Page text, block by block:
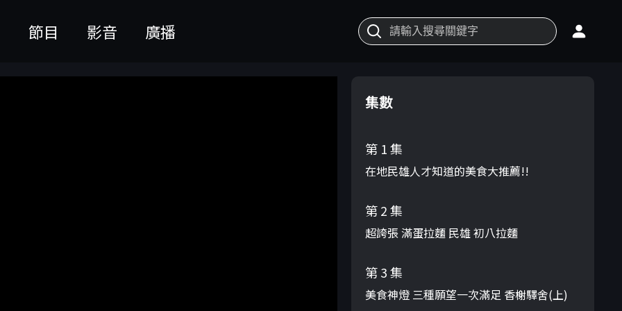
節目 影音 廣播
集數
第 1 集
在地民雄人才知道的美食大推薦!!
第 2 集
超誇張 滿蛋拉麵 民雄 初八拉麵
第 3 集
美食神燈 三種願望一次滿足 香榭驛舍(上)